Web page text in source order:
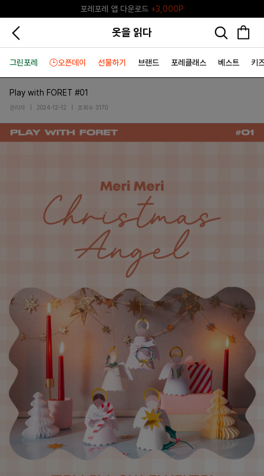
포레포레 앱 다운로드 +3,000P
♥그린포레♥ 포레포레 공식 리세일 마켓
옷을 읽다
그린포레 🕒오픈데이 선물하기 브랜드 포레클래스 베스트 키
Play with FORET #01
관리자 2024-12-12 조회수 3170